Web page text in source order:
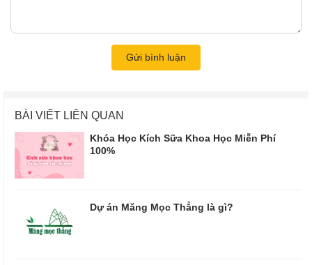
Gửi bình luận
BÀI VIẾT LIÊN QUAN
Khóa Học Kích Sữa Khoa Học Miễn Phí
100%
Dự án Măng Mọc Thẳng là gì?